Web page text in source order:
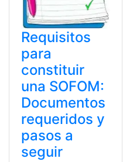
Requisitos
para
constituir
una SOFOM:
Documentos
requeridos y
pasos a
seguir